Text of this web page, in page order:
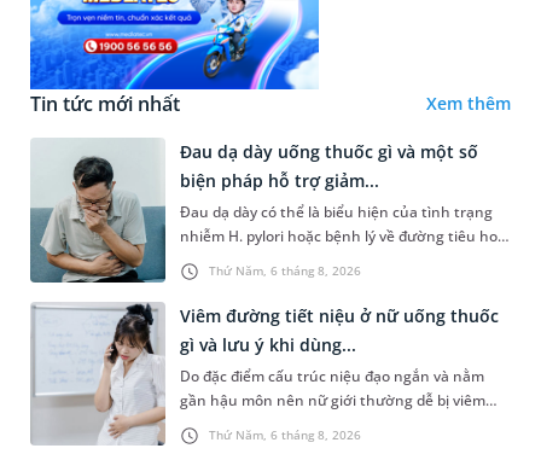
Tin tức mới nhất Xem thêm
Thứ Năm, 6 tháng 8, 2026
Đau dạ dày uống thuốc gì và một số
biện pháp hỗ trợ giảm...
Đau dạ dày có thể là biểu hiện của tình trạng
nhiễm H. pylori hoặc bệnh lý về đường tiêu hoá
khác. Dựa theo nguyên nhân cụ thể, bác sĩ sẽ
cân nhắc chỉ định p...
Thứ Năm, 6 tháng 8, 2026
Viêm đường tiết niệu ở nữ uống thuốc
gì và lưu ý khi dùng...
Do đặc điểm cấu trúc niệu đạo ngắn và nằm
gần hậu môn nên nữ giới thường dễ bị viêm
đường tiết niệu hơn nam giới. Tùy theo nguyên
nhân, mức độ nhiễm trùng và...